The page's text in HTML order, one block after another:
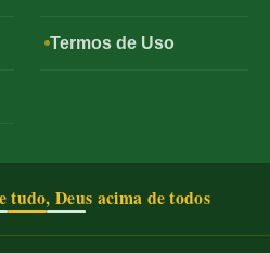
Termos de Uso
Deus acima de todos